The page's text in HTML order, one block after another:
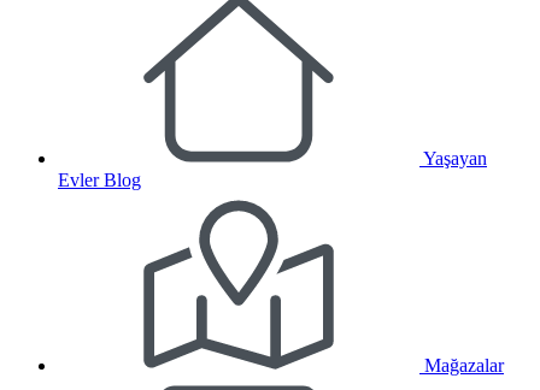
Yaşayan
Evler Blog
Mağazalar